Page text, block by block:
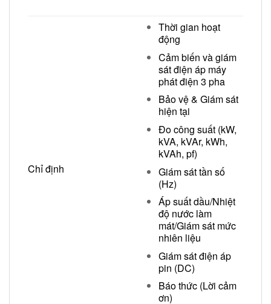
Chỉ định
Thời gian hoạt
động
Cảm biến và giám
sát điện áp máy
phát điện 3 pha
Bảo vệ & Giám sát
hiện tại
Đo công suất (kW,
kVA, kVAr, kWh,
kVAh, pf)
Giám sát tần số
(Hz)
Áp suất dầu/Nhiệt
độ nước làm
mát/Giám sát mức
nhiên liệu
Giám sát điện áp
pin (DC)
Báo thức (Lời cảm
ơn)